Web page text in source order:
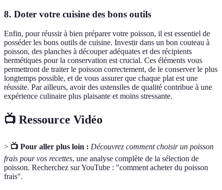
8. Doter votre cuisine des bons outils
Enfin, pour réussir à bien préparer votre poisson, il est essentiel de
posséder les bons outils de cuisine. Investir dans un bon couteau à
poisson, des planches à découper adéquates et des récipients
hermétiques pour la conservation est crucial. Ces éléments vous
permettront de traiter le poisson correctement, de le conserver le plus
longtemps possible, et de vous assurer que chaque plat est une
réussite. Par ailleurs, avoir des ustensiles de qualité contribue à une
expérience culinaire plus plaisante et moins stressante.
📺 Ressource Vidéo
> 📺 Pour aller plus loin : Découvrez comment choisir un poisson
frais pour vos recettes, une analyse complète de la sélection de
poisson. Recherchez sur YouTube : "comment acheter du poisson
frais".